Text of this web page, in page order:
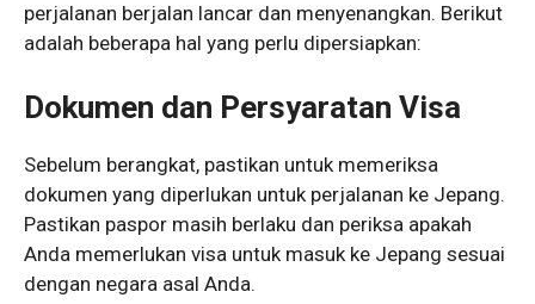
perjalanan berjalan lancar dan menyenangkan. Berikut
adalah beberapa hal yang perlu dipersiapkan:
Dokumen dan Persyaratan Visa
Sebelum berangkat, pastikan untuk memeriksa
dokumen yang diperlukan untuk perjalanan ke Jepang.
Pastikan paspor masih berlaku dan periksa apakah
Anda memerlukan visa untuk masuk ke Jepang sesuai
dengan negara asal Anda.